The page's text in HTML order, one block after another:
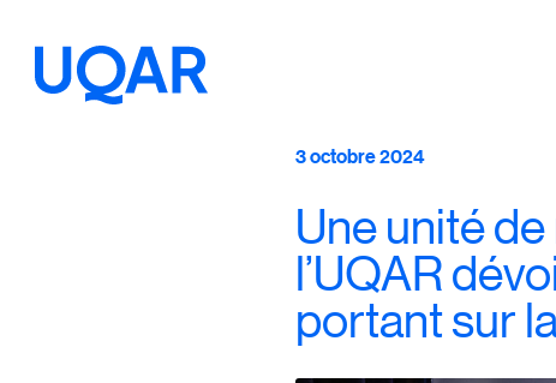
Aller au contenu Recherche
Taille du texte
Interlignage du texte
3 octobre 2024
Une unité
l’UQAR
portant sur